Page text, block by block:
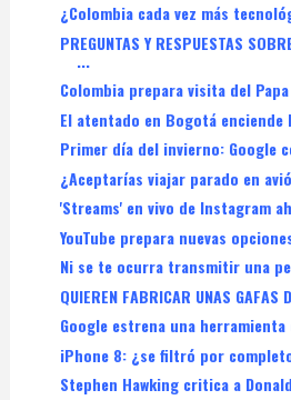
¿Colombia cada vez más
PREGUNTAS Y RESPUESTAS
...
Colombia prepara visita del
El atentado en Bogotá
Primer día del invierno: Google
¿Aceptarías viajar parado en
'Streams' en vivo de Instagram
YouTube prepara nuevas
Ni se te ocurra transmitir una
QUIEREN FABRICAR UNAS GAFAS
Google estrena una
iPhone 8: ¿se filtró por
Stephen Hawking critica a